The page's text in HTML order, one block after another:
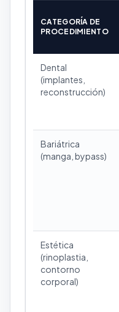
CATEGORÍA DE
PROCEDIMIENTO
Dental
(implantes,
reconstrucción)
Bariátrica
(manga, bypass)
Estética
(rinoplastia,
contorno
corporal)